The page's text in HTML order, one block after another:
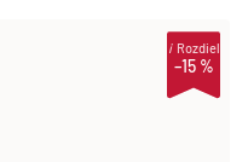
–15 %
iRozdiel